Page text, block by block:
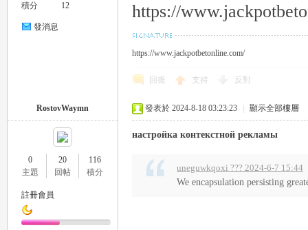
積分 12
發消息
https://
https://www.jackpotbetonline.com/
回復 支持 反對
RostovWaymn
0
主題
20
回帖
116
積分
註冊會員
發表於 2024-8-18 03:23:23 顯示全部樓層
настройка контекстной рекламы
uneguwkqoxi ??? 2024-6-7 15:44
We encapsulation persisting